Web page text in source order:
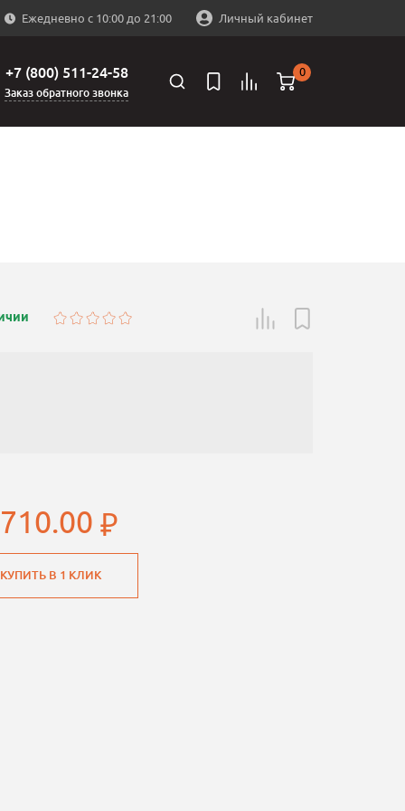
Ежедневно с 10:00 до 21:00 Личный кабинет
+7 (800) 511-24-58
Заказ обратного звонка
0
КУПИТЬ В 1 КЛИК